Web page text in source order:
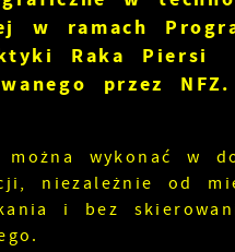
w ramach
Raka Piersi
przez NFZ.
można wykonać w
niezależnie od
i bez